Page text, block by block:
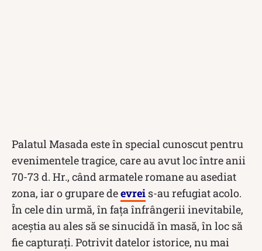
Palatul Masada este în special cunoscut pentru
evenimentele tragice, care au avut loc între anii
70-73 d. Hr., când armatele romane au asediat
zona, iar o grupare deevrei s-au refugiat acolo.
În cele din urmă, în fața înfrângerii inevitabile,
aceștia au ales să se sinucidă în masă, în loc să
fie capturați. Potrivit datelor istorice, nu mai